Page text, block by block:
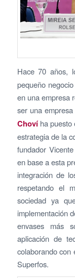
Hace 70 años,
pequeño
en una empresa
ser una
Chovíha puesto
estrategia de la
fundador
en base a esta
integración de
respetando el
sociedad ya
implementación
envases más
aplicación de
colaborando con
Superfos.